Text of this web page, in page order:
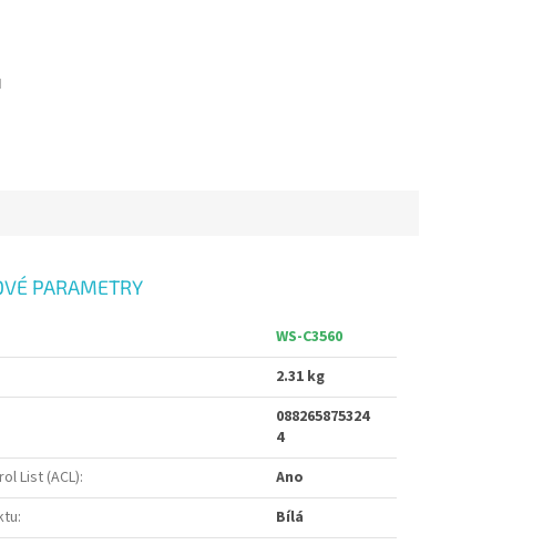
PARAMETRY
WS-C3560
2.31 kg
088265875324
4
List (ACL):
Ano
: Bílá